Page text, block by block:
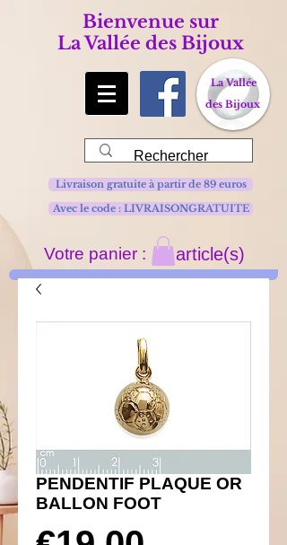
Bienvenue sur
La Vallée des Bijoux
La Vallée
des Bijoux
Avec le code : LIVRAISONGRATUITE
Livraison gratuite à partir de 89 euros
Votre panier : article(s)
PENDENTIF PLAQUE OR
BALLON FOOT